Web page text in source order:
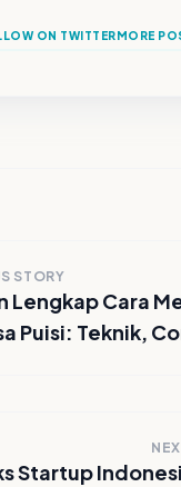
ON TWITTER MORE
STORY
Lengkap Cara
Puisi: Teknik,
Startup